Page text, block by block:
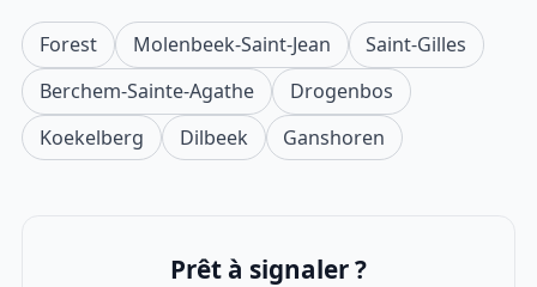
Forest Molenbeek-Saint-Jean
Saint-Gilles
Berchem-Sainte-Agathe
Drogenbos
Koekelberg
Dilbeek Ganshoren
Prêt à signaler ?